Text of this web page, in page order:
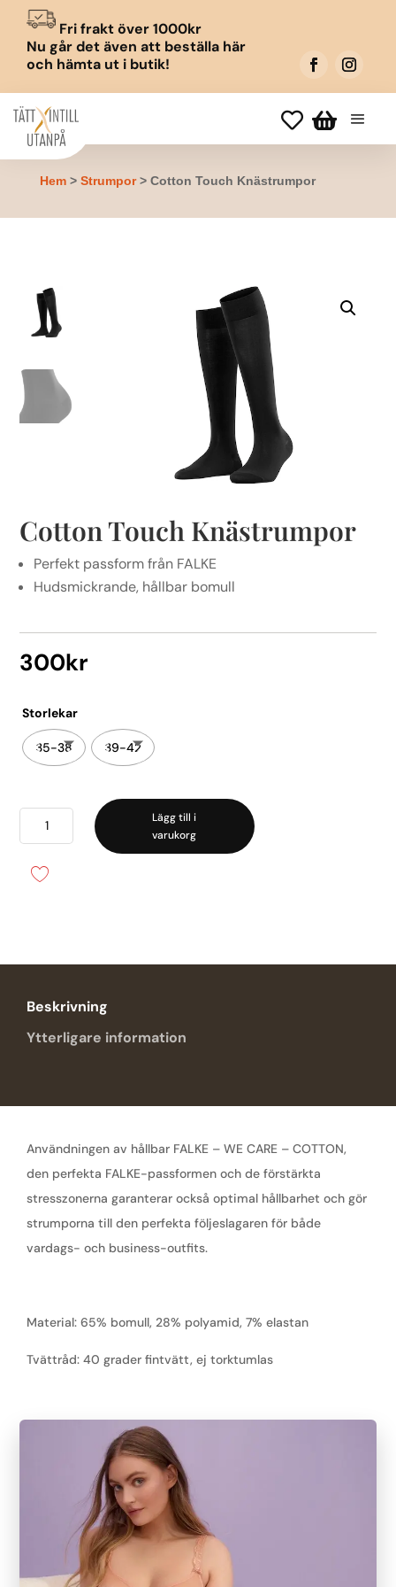
Fri frakt över 1000kr
Nu går det även att beställa här
och hämta ut i butik!
 
Hem> Strumpor> Cotton Touch Knästrumpor
Cotton Touch Knästrumpor
Perfekt passform från FALKE
Hudsmickrande, hållbar bomull
300kr
Storlekar
35-38 39-42
mängd
Lägg till i
varukorg
Beskrivning
Ytterligare information
Användningen av hållbar FALKE – WE CARE – COTTON,
den perfekta FALKE-passformen och de förstärkta
stresszonerna garanterar också optimal hållbarhet och gör
strumporna till den perfekta följeslagaren för både
vardags- och business-outfits.
Material: 65% bomull, 28% polyamid, 7% elastan
Tvättråd: 40 grader fintvätt, ej torktumlas